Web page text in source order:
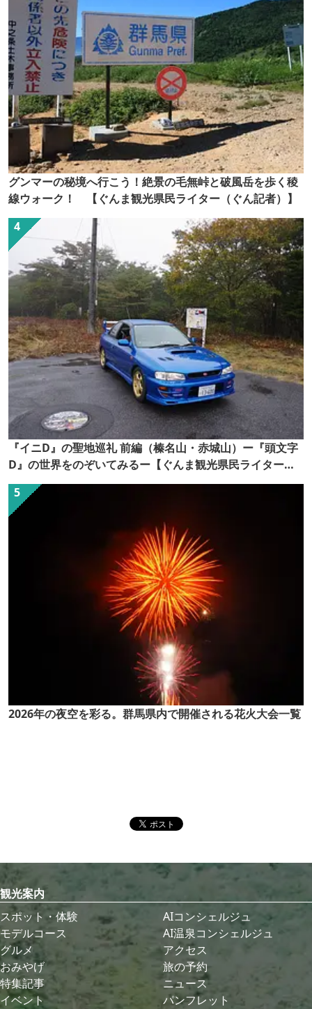
グンマーの秘境へ行こう！絶景の毛無峠と破風岳を歩く稜
線ウォーク！ 【ぐんま観光県民ライター（ぐん記者）】
『イニD』の聖地巡礼 前編（榛名山・赤城山）ー『頭文字
D』の世界をのぞいてみるー【ぐんま観光県民ライター
（ぐん記者）】
2026年の夜空を彩る。群馬県内で開催される花火大会一覧
観光案内
スポット・体験
モデルコース
グルメ
おみやげ
特集記事
イベント
AIコンシェルジュ
AI温泉コンシェルジュ
アクセス
旅の予約
ニュース
パンフレット